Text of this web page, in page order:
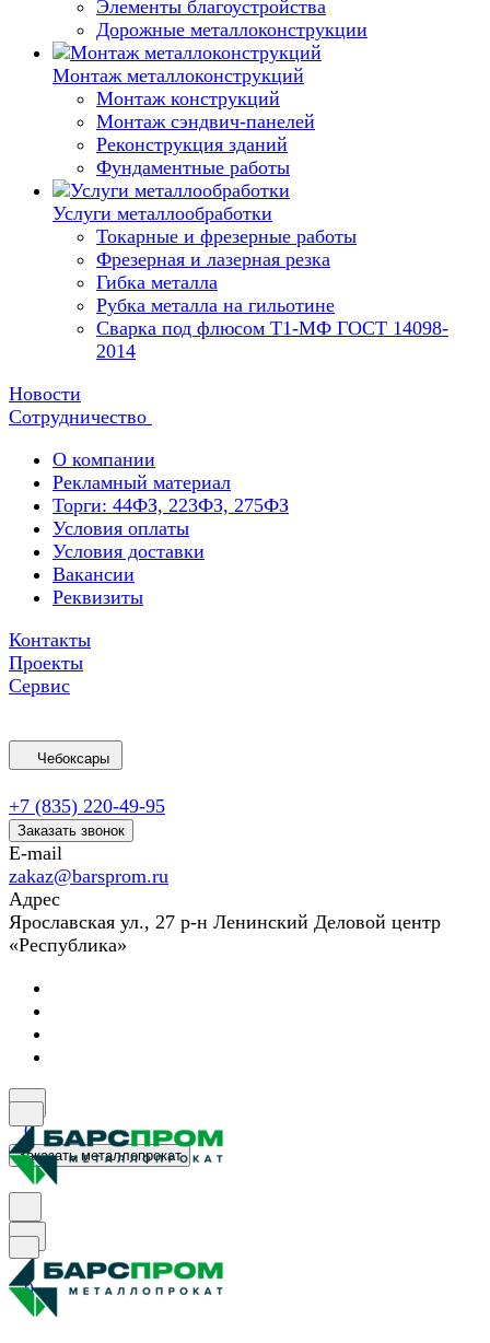
Элементы благоустройства
Дорожные металлоконструкции
Монтаж металлоконструкций
Монтаж конструкций
Монтаж сэндвич-панелей
Реконструкция зданий
Фундаментные работы
Услуги металлообработки
Токарные и фрезерные работы
Фрезерная и лазерная резка
Гибка металла
Рубка металла на гильотине
Сварка под флюсом Т1-МФ ГОСТ 14098-
2014
Новости
Сотрудничество
О компании
Рекламный материал
Торги: 44ФЗ, 223ФЗ, 275ФЗ
Условия оплаты
Условия доставки
Вакансии
Реквизиты
Контакты
Проекты
Сервис
Чебоксары
+7 (835) 220-49-95
Заказать звонок
E-mail
zakaz@barsprom.ru
Адрес
Ярославская ул., 27 р-н Ленинский Деловой центр
«Республика»
0
Заказать металлопрокат
0